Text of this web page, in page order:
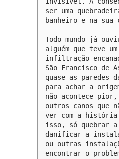
ser uma
banheiro e na sua
Todo mundo já
alguém que teve
infiltração
São Francisco de
quase as paredes
para achar a
não acontece
outros canos que
ver com a
isso, só quebrar
danificar a
ou outras
encontrar o